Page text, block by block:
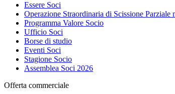
Essere Soci
Operazione Straordinaria di Scissione
Programma Valore Socio
Ufficio Soci
Borse di studio
Eventi Soci
Stagione Socio
Assemblea Soci 2026
Offerta commerciale